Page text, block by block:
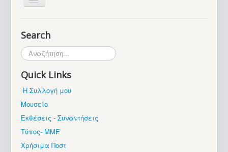
Μουσείο
Search
Αναζήτηση...
Quick Links
Η Συλλογή μου
Μουσείο
Εκθέσεις - Συναντήσεις
Τύπος- ΜΜΕ
Χρήσιμα Ποστ